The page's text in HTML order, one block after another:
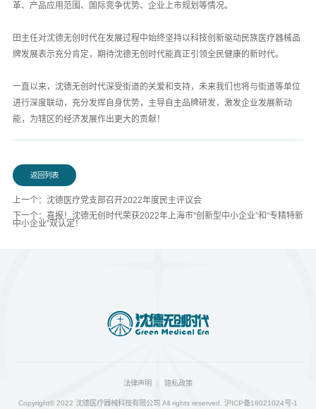
革、产品应用范围、国际竞争优势、企业上市规划等情况。
田主任对沈德无创时代在发展过程中始终坚持以科技创新驱动民族医疗器械品
牌发展表示充分肯定，期待沈德无创时代能真正引领全民健康的新时代。
一直以来，沈德无创时代深受街道的关爱和支持，未来我们也将与街道等单位
进行深度联动，充分发挥自身优势，主导自主品牌研发，激发企业发展新动
能，为辖区的经济发展作出更大的贡献！
返回列表
上一个：沈德医疗党支部召开2022年度民主评议会
下一个：喜报！沈德无创时代荣获2022年上海市“创新型中小企业”和“专精特新
中小企业”双认定！
法律声明 隐私政策
Copyright© 2022 沈德医疗器械科技有限公司 All rights reserved. 沪ICP备18021024号-1